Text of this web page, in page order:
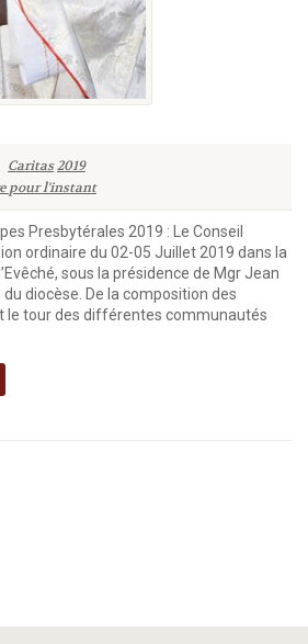
Caritas2019
pour l'instant
Presbytérales 2019 : Le Conseil
ordinaire du 02-05 Juillet 2019 dans la
sous la présidence de Mgr Jean
diocèse. De la composition des
le tour des différentes communautés